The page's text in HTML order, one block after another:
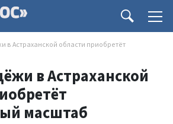
в Астраханской области приобретёт
в Астраханской
масштаб